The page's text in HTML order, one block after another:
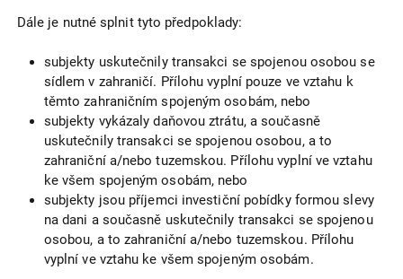
Dále je nutné splnit tyto předpoklady:
subjekty uskutečnily transakci se spojenou osobou se
sídlem v zahraničí. Přílohu vyplní pouze ve vztahu k
těmto zahraničním spojeným osobám, nebo
subjekty vykázaly daňovou ztrátu, a současně
uskutečnily transakci se spojenou osobou, a to
zahraniční a/nebo tuzemskou. Přílohu vyplní ve vztahu
ke všem spojeným osobám, nebo
subjekty jsou příjemci investiční pobídky formou slevy
na dani a současně uskutečnily transakci se spojenou
osobou, a to zahraniční a/nebo tuzemskou. Přílohu
vyplní ve vztahu ke všem spojeným osobám.